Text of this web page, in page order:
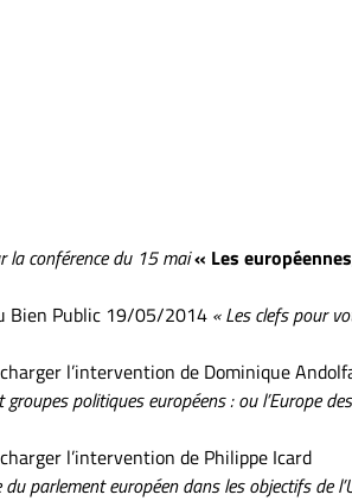
la conférence du 15 mai« Les
Bien Public 19/05/2014 « Les clefs pour
l’intervention de Dominique
groupes politiques européens : ou l’Europe
l’intervention de Philippe Icard
du parlement européen dans les objectifs de